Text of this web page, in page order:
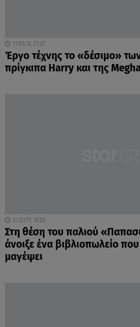
11.05.18, 21:37
Έργο τέχνης το «δέσιμο»
πρίγκιπα Harry και της
31.03.17, 18:53
Στη θέση του παλιού
άνοιξε ένα βιβλιοπωλείο
μαγέψει